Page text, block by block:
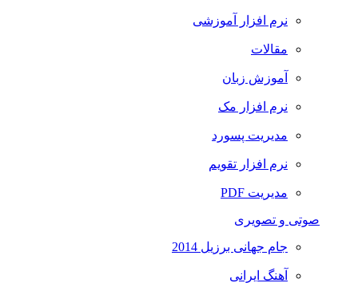
نرم افزار آموزشی
مقالات
آموزش زبان
نرم افزار مک
مدیریت پسورد
نرم افزار تقویم
مدیریت PDF
صوتی و تصویری
جام جهانی برزیل 2014
آهنگ ایرانی